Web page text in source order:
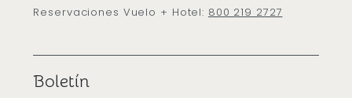
Reservaciones Vuelo + Hotel: 800 219 2727
Boletín